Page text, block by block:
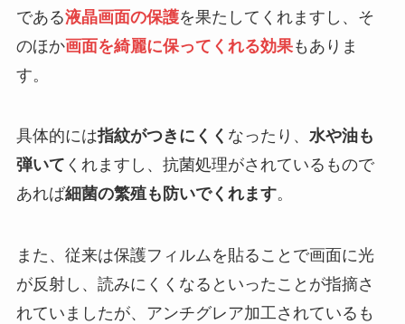
である液晶画面の保護を果たしてくれますし、そ
のほか画面を綺麗に保ってくれる効果もありま
す。
具体的には指紋がつきにくく なったり、 水や油も
弾いて くれますし、抗菌処理がされているもので
あれば細菌の繁殖も防いでくれます。
また、従来は保護フィルムを貼ることで画面に光
が反射し、読みにくくなるといったことが指摘さ
れていましたが、アンチグレア加工されているも